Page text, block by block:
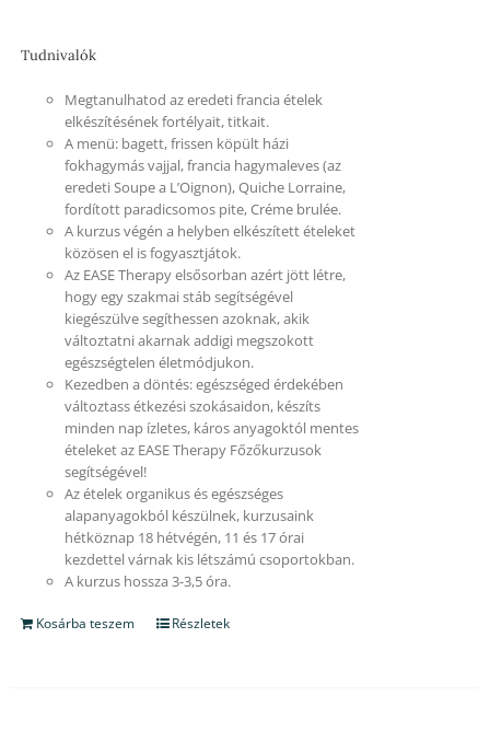
Tudnivalók
Megtanulhatod az eredeti francia ételek
elkészítésének fortélyait, titkait.
A menü: bagett, frissen köpült házi
fokhagymás vajjal, francia hagymaleves (az
eredeti Soupe a L’Oignon), Quiche Lorraine,
fordított paradicsomos pite, Créme brulée.
A kurzus végén a helyben elkészített ételeket
közösen el is fogyasztjátok.
Az EASE Therapy elsősorban azért jött létre,
hogy egy szakmai stáb segítségével
kiegészülve segíthessen azoknak, akik
változtatni akarnak addigi megszokott
egészségtelen életmódjukon.
Kezedben a döntés: egészséged érdekében
változtass étkezési szokásaidon, készíts
minden nap ízletes, káros anyagoktól mentes
ételeket az EASE Therapy Főzőkurzusok
segítségével!
Az ételek organikus és egészséges
alapanyagokból készülnek, kurzusaink
hétköznap 18 hétvégén, 11 és 17 órai
kezdettel várnak kis létszámú csoportokban.
A kurzus hossza 3-3,5 óra.
Kosárba teszem Részletek